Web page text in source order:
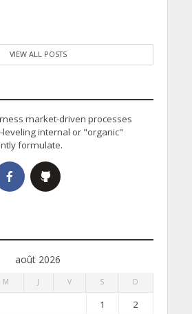
VIEW ALL POSTS
market-driven processes
internal or "organic"
formulate.
août 2026
M J V S D
1
2